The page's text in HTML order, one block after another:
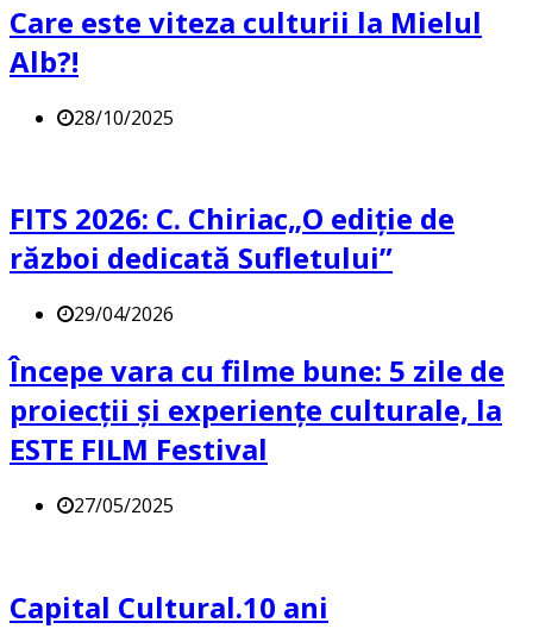
Care este viteza culturii la Mielul
Alb?!
28/10/2025
FITS 2026: C. Chiriac„O ediție de
război dedicată Sufletului”
29/04/2026
Începe vara cu filme bune: 5 zile de
proiecții și experiențe culturale, la
ESTE FILM Festival
27/05/2025
Capital Cultural.10 ani